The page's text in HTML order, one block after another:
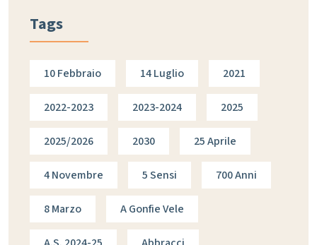
Tags
10 Febbraio 14 Luglio 2021
2022-2023 2023-2024 2025
2025/2026 2030 25 Aprile
4 Novembre 5 Sensi 700 Anni
8 Marzo A Gonfie Vele